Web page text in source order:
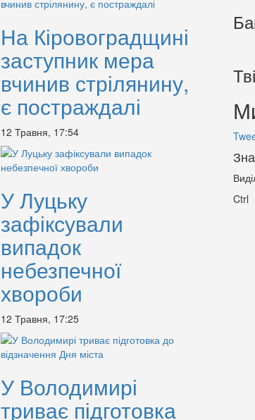
На Кіровоградщині
заступник мера
вчинив стрілянину,
є постраждалі
12 Травня, 17:54
У Луцьку
зафіксували
випадок
небезпечної
хвороби
12 Травня, 17:25
У Володимирі
триває підготовка
Ctrl